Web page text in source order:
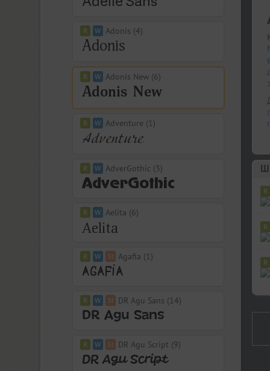
Adonis (4)
Adonis New (6)
Adventure (1)
AdverGothic (3)
Aelita (6)
Agafia (1)
DR Agu Sans (14)
DR Agu Script (9)